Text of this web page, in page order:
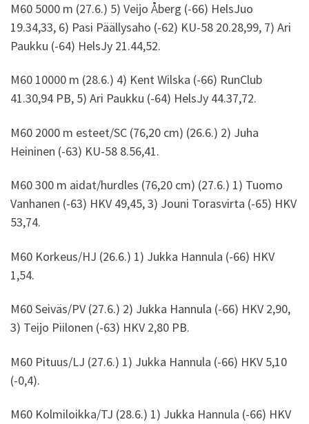
M60 5000 m (27.6.) 5) Veijo Åberg (-66) HelsJuo
19.34,33, 6) Pasi Päällysaho (-62) KU-58 20.28,99, 7) Ari
Paukku (-64) HelsJy 21.44,52.
M60 10000 m (28.6.) 4) Kent Wilska (-66) RunClub
41.30,94 PB, 5) Ari Paukku (-64) HelsJy 44.37,72.
M60 2000 m esteet/SC (76,20 cm) (26.6.) 2) Juha
Heininen (-63) KU-58 8.56,41.
M60 300 m aidat/hurdles (76,20 cm) (27.6.) 1) Tuomo
Vanhanen (-63) HKV 49,45, 3) Jouni Torasvirta (-65) HKV
53,74.
M60 Korkeus/HJ (26.6.) 1) Jukka Hannula (-66) HKV
1,54.
M60 Seiväs/PV (27.6.) 2) Jukka Hannula (-66) HKV 2,90,
3) Teijo Piilonen (-63) HKV 2,80 PB.
M60 Pituus/LJ (27.6.) 1) Jukka Hannula (-66) HKV 5,10
(-0,4).
M60 Kolmiloikka/TJ (28.6.) 1) Jukka Hannula (-66) HKV